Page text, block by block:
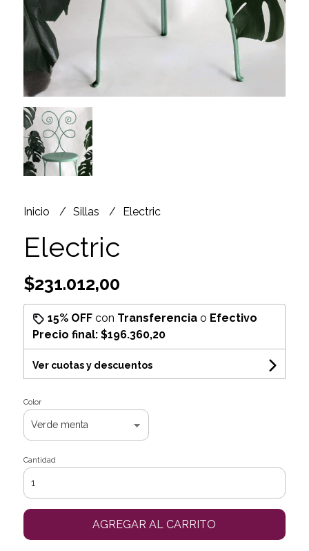
Inicio Sillas Electric
Electric
$231.012,00
15% OFFcon Transferenciao Efectivo
Precio final: $196.360,20
Ver cuotas y descuentos
Color
Cantidad
AGREGAR AL CARRITO